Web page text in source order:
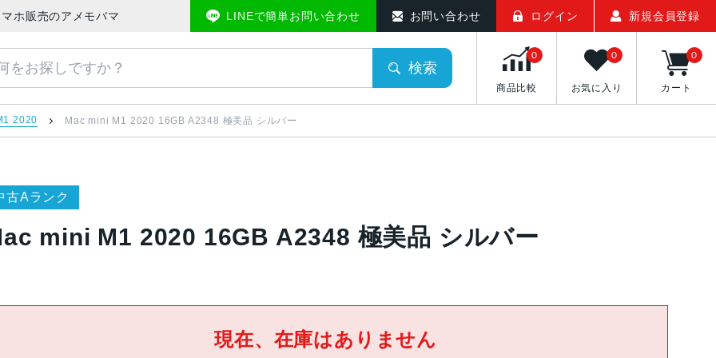
販売のアメモバマーケット LINEで簡単お問い合わせ お問い合わせ ログイン 新規会員登録
検索
商品比較
0
お気に入り
0
カート
0
2020 Mac mini M1 2020 16GB A2348 極美品 シルバー
古Aランク
mini M1 2020 16GB A2348 極美品 シルバー
現在、在庫はありません